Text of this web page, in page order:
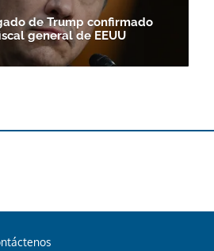
de Trump confirmado
general de EEUU